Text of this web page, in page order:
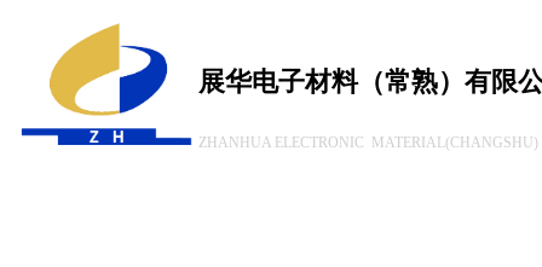
展华电子材料（常熟）有限
ZHANHUA ELECTRONIC MATERIAL(CHANGSHU)